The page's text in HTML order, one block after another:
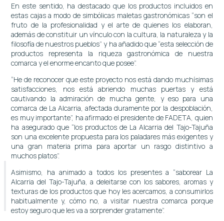
En este sentido, ha destacado que los productos incluidos en
estas cajas a modo de simbólicas maletas gastronómicas “son el
fruto de la profesionalidad y el arte de quienes los elaboran,
además de constituir un vínculo con la cultura, la naturaleza y la
filosofía de nuestros pueblos” y ha añadido que “esta selección de
productos representa la riqueza gastronómica de nuestra
comarca y el enorme encanto que posee”.
“He de reconocer que este proyecto nos está dando muchísimas
satisfacciones, nos está abriendo muchas puertas y está
cautivando la admiración de mucha gente, y eso para una
comarca de La Alcarria, afectada duramente por la despoblación,
es muy importante”, ha afirmado el presidente de FADETA, quien
ha asegurado que “los productos de La Alcarria del Tajo-Tajuña
son una excelente propuesta para los paladares más exigentes y
una gran materia prima para aportar un rasgo distintivo a
muchos platos”.
Asimismo, ha animado a todos los presentes a “saborear La
Alcarria del Tajo-Tajuña, a deleitarse con los sabores, aromas y
texturas de los productos que hoy les acercamos, a consumirlos
habitualmente y, cómo no, a visitar nuestra comarca porque
estoy seguro que les va a sorprender gratamente”.